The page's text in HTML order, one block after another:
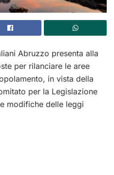
Abruzzo presenta alla
per rilanciare le aree
in vista della
per la Legislazione
modifiche delle leggi